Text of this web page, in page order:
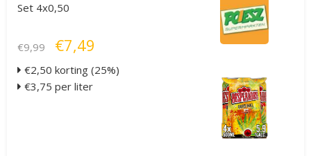
Set 4x0,50
€9,99 €7,49
€2,50 korting (25%)
€3,75 per liter